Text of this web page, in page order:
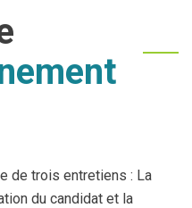
de trois entretiens : La
du candidat et la